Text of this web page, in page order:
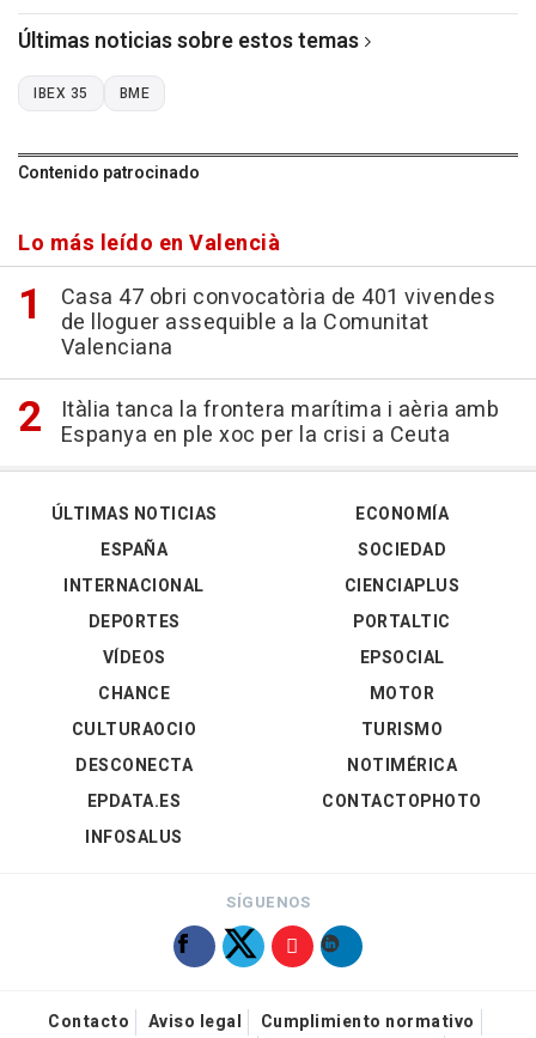
Últimas noticias sobre estos temas
IBEX 35 BME
Contenido patrocinado
Lo más leído en Valencià
Casa 47 obri convocatòria de 401 vivendes
de lloguer assequible a la Comunitat
Valenciana
Itàlia tanca la frontera marítima i aèria amb
Espanya en ple xoc per la crisi a Ceuta
ÚLTIMAS NOTICIAS
ESPAÑA
INTERNACIONAL
DEPORTES
VÍDEOS
ECONOMÍA
SOCIEDAD
CIENCIAPLUS
PORTALTIC
EPSOCIAL
CHANCE
CULTURAOCIO
DESCONECTA
EPDATA.ES
INFOSALUS
MOTOR
TURISMO
NOTIMÉRICA
CONTACTOPHOTO
SÍGUENOS
Contacto Aviso legal
Cumplimiento normativo